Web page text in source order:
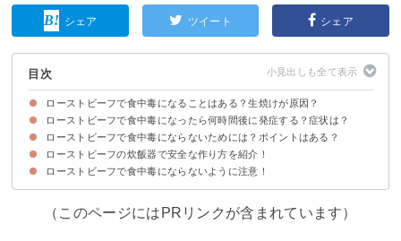
シェア ツイート シェア
目次
ローストビーフで食中毒になることはある？生焼けが原因？
ローストビーフの生焼けが食中毒の原因になることは稀
ローストビーフで食中毒になる主な原因
ローストビーフで食中毒になったら何時間後に発症する？症状は？
黄色ブドウ球菌の場合は3時間後が一般的
O157が原因の場合は数日程度経ってから発症する
ローストビーフで食中毒にならないためには？ポイントはある？
①中心までしっかり熱を通す
②二次感染に気をつける
③なるべく新鮮な肉を使う
ローストビーフの炊飯器で安全な作り方を紹介！
ローストビーフで食中毒にならないように注意！
（このページにはPRリンクが含まれています）